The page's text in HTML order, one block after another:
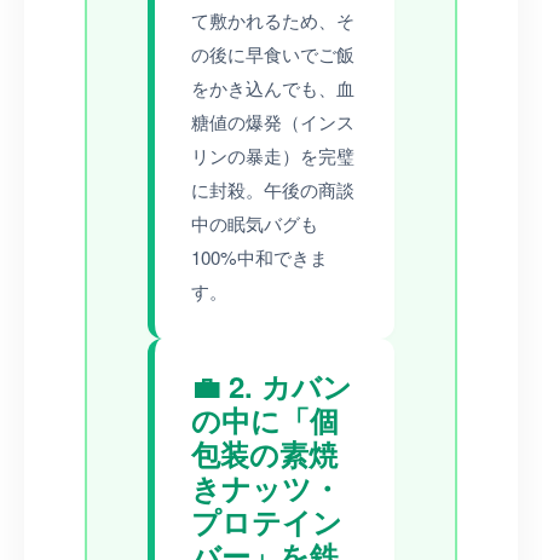
て敷かれるため、そ
の後に早食いでご飯
をかき込んでも、血
糖値の爆発（インス
リンの暴走）を完璧
に封殺。午後の商談
中の眠気バグも
100%中和できま
す。
💼 2. カバン
の中に「個
包装の素焼
きナッツ・
プロテイン